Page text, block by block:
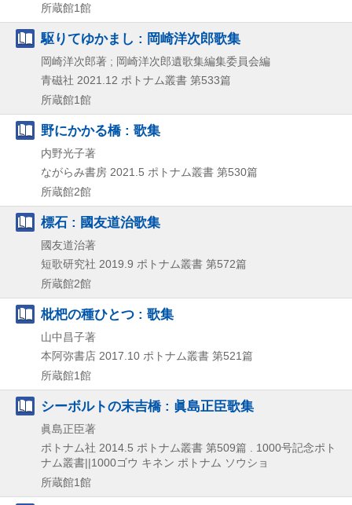
所蔵館1館
駆りてゆかまし : 岡崎洋次郎歌集
岡崎洋次郎著 ; 岡崎洋次郎遺歌集編集委員会編
青磁社 2021.12 ポトナム叢書 第533篇
所蔵館1館
野にかかる橋 : 歌集
内野光子著
ながらみ書房 2021.5 ポトナム叢書 第530篇
所蔵館2館
標石 : 國友道治歌集
國友道治著
短歌研究社 2019.9 ポトナム叢書 第572篇
所蔵館2館
枇杷の種ひとつ : 歌集
山中昌子著
本阿弥書店 2017.10 ポトナム叢書 第521篇
所蔵館1館
シーボルトの末吉橋 : 眞島正臣歌集
眞島正臣著
ポトナム社 2014.5 ポトナム叢書 第509篇 . 1000号記念ポト
ナム叢書||1000ゴウ キネン ポトナム ソウショ
所蔵館1館